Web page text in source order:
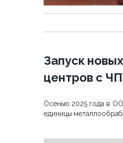
Запуск
центров с
Осенью 2025 года в
единицы